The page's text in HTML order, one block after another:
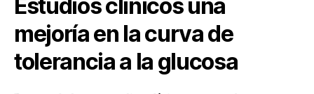
Estudios clínicos una
mejoría en la curva de
tolerancia a la glucosa